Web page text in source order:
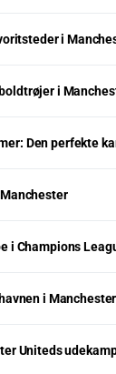
i
i
Den perfekte
i Champions
i Manchester
Uniteds